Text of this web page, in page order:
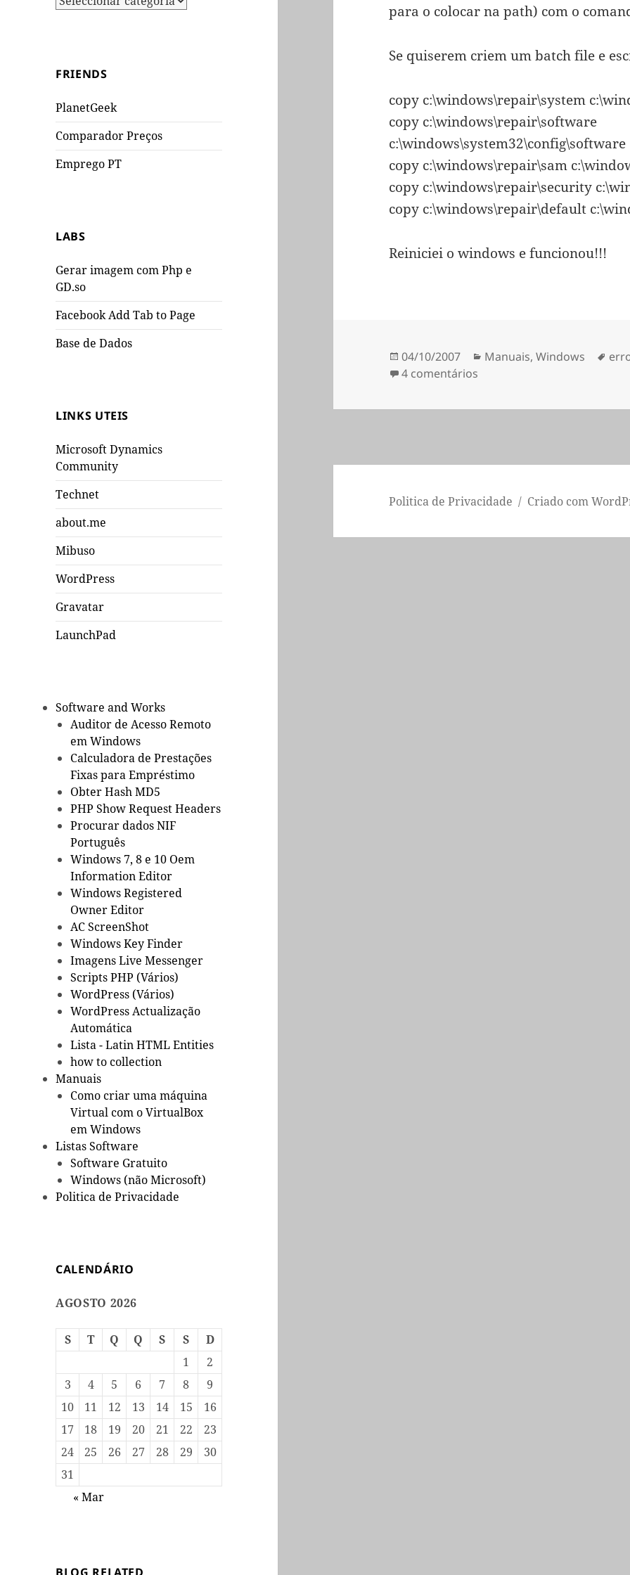
FRIENDS
PlanetGeek
Comparador Preços
Emprego PT
LABS
Gerar imagem com Php e
GD.so
Facebook Add Tab to Page
Base de Dados
LINKS UTEIS
Microsoft Dynamics
Community
Technet
about.me
Mibuso
WordPress
Gravatar
LaunchPad
Software and Works
Auditor de Acesso Remoto
em Windows
Calculadora de Prestações
Fixas para Empréstimo
Obter Hash MD5
PHP Show Request Headers
Procurar dados NIF
Português
Windows 7, 8 e 10 Oem
Information Editor
Windows Registered
Owner Editor
AC ScreenShot
Windows Key Finder
Imagens Live Messenger
Scripts PHP (Vários)
WordPress (Vários)
WordPress Actualização
Automática
Lista - Latin HTML Entities
how to collection
Manuais
Como criar uma máquina
Virtual com o VirtualBox
em Windows
Listas Software
Software Gratuito
Windows (não Microsoft)
Politica de Privacidade
CALENDÁRIO
AGOSTO 2026
S T Q Q S S
D
1
2
3
4 5 6 7 8
9
10
11 12 13 14 15
16
17
18 19 20 21 22
23
24
25 26 27 28 29
30
31
« Mar
para o colocar na path) com o
Se quiserem criem um batch file e
copy c:\windows\repair\system
copy c:\windows\repair\software
c:\windows\system32\config\software
copy c:\windows\repair\sam
copy c:\windows\repair\security
copy c:\windows\repair\default
Reiniciei o windows e funcionou!!!
Publicado
a
04/10/2007 Categorias
Manuais,Windows
4 comentários
Politica de Privacidade Criado com